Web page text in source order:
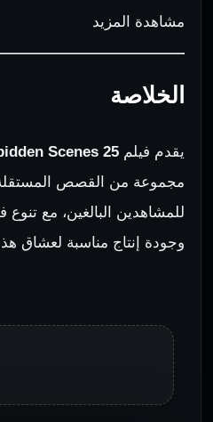
مشاهدة المزيد
الخلاصة
يقدم فيلمScenes 25
مجموعة من القصص
للمشاهدين البالغين، مع
وجودة إنتاج مناسبة لعشاق